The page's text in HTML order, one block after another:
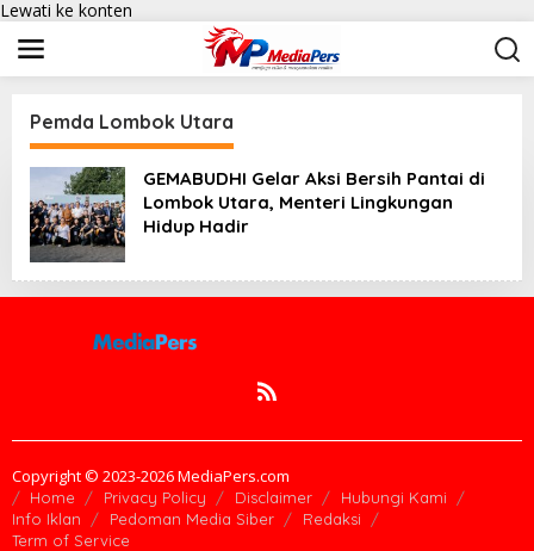
Lewati ke konten
Pemda Lombok Utara
GEMABUDHI Gelar Aksi Bersih Pantai di
Lombok Utara, Menteri Lingkungan
Hidup Hadir
Copyright © 2023-2026 MediaPers.com
Home Privacy Policy Disclaimer
Hubungi Kami
Info Iklan
Pedoman Media Siber
Redaksi
Term of Service